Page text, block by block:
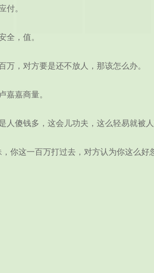
。
，值。
，对方要是还不放人，那该怎么办。
嘉商量。
傻钱多，这会儿功夫，这么轻易就被人
这一百万打过去，对方认为你这么好